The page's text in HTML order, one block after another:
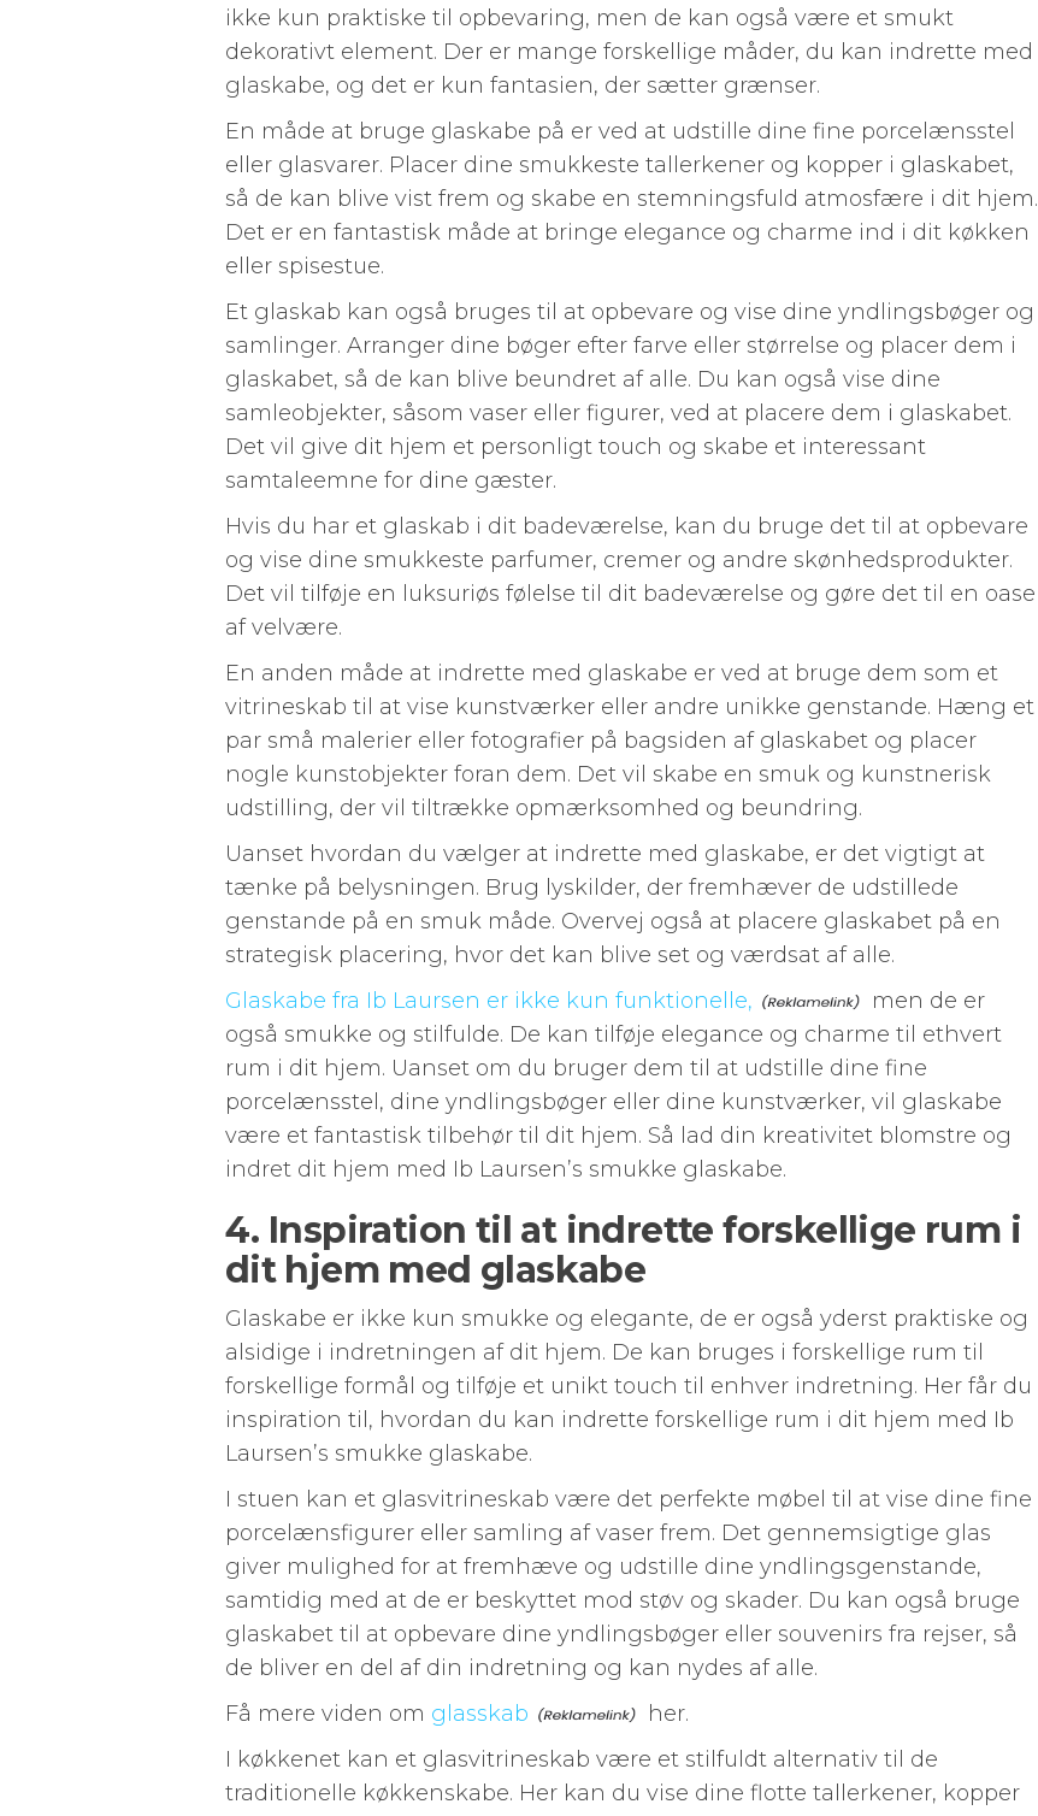
ikke kun praktiske til opbevaring, men de kan også være et smukt
dekorativt element. Der er mange forskellige måder, du kan indrette med
glaskabe, og det er kun fantasien, der sætter grænser.
En måde at bruge glaskabe på er ved at udstille dine fine porcelænsstel
eller glasvarer. Placer dine smukkeste tallerkener og kopper i glaskabet,
så de kan blive vist frem og skabe en stemningsfuld atmosfære i dit hjem.
Det er en fantastisk måde at bringe elegance og charme ind i dit køkken
eller spisestue.
Et glaskab kan også bruges til at opbevare og vise dine yndlingsbøger og
samlinger. Arranger dine bøger efter farve eller størrelse og placer dem i
glaskabet, så de kan blive beundret af alle. Du kan også vise dine
samleobjekter, såsom vaser eller figurer, ved at placere dem i glaskabet.
Det vil give dit hjem et personligt touch og skabe et interessant
samtaleemne for dine gæster.
Hvis du har et glaskab i dit badeværelse, kan du bruge det til at opbevare
og vise dine smukkeste parfumer, cremer og andre skønhedsprodukter.
Det vil tilføje en luksuriøs følelse til dit badeværelse og gøre det til en oase
af velvære.
En anden måde at indrette med glaskabe er ved at bruge dem som et
vitrineskab til at vise kunstværker eller andre unikke genstande. Hæng et
par små malerier eller fotografier på bagsiden af glaskabet og placer
nogle kunstobjekter foran dem. Det vil skabe en smuk og kunstnerisk
udstilling, der vil tiltrække opmærksomhed og beundring.
Uanset hvordan du vælger at indrette med glaskabe, er det vigtigt at
tænke på belysningen. Brug lyskilder, der fremhæver de udstillede
genstande på en smuk måde. Overvej også at placere glaskabet på en
strategisk placering, hvor det kan blive set og værdsat af alle.
Glaskabe fra Ib Laursen er ikke kun funktionelle,
men de er
også smukke og stilfulde. De kan tilføje elegance og charme til ethvert
rum i dit hjem. Uanset om du bruger dem til at udstille dine fine
porcelænsstel, dine yndlingsbøger eller dine kunstværker, vil glaskabe
være et fantastisk tilbehør til dit hjem. Så lad din kreativitet blomstre og
indret dit hjem med Ib Laursen’s smukke glaskabe.
4. Inspiration til at indrette forskellige rum i
dit hjem med glaskabe
Glaskabe er ikke kun smukke og elegante, de er også yderst praktiske og
alsidige i indretningen af dit hjem. De kan bruges i forskellige rum til
forskellige formål og tilføje et unikt touch til enhver indretning. Her får du
inspiration til, hvordan du kan indrette forskellige rum i dit hjem med Ib
Laursen’s smukke glaskabe.
I stuen kan et glasvitrineskab være det perfekte møbel til at vise dine fine
porcelænsfigurer eller samling af vaser frem. Det gennemsigtige glas
giver mulighed for at fremhæve og udstille dine yndlingsgenstande,
samtidig med at de er beskyttet mod støv og skader. Du kan også bruge
glaskabet til at opbevare dine yndlingsbøger eller souvenirs fra rejser, så
de bliver en del af din indretning og kan nydes af alle.
Få mere viden om glasskab
her.
I køkkenet kan et glasvitrineskab være et stilfuldt alternativ til de
traditionelle køkkenskabe. Her kan du vise dine flotte tallerkener, kopper